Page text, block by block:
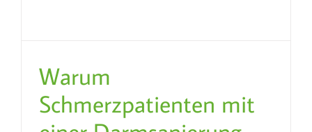
Warum
Schmerzpatienten mit